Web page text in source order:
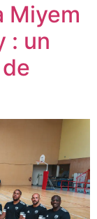
Miyem
: un